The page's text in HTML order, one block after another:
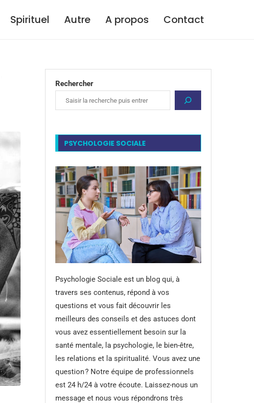
Spirituel Autre A propos Contact
Rechercher
PSYCHOLOGIE SOCIALE
Psychologie Sociale est un blog qui, à
travers ses contenus, répond à vos
questions et vous fait découvrir les
meilleurs des conseils et des astuces dont
vous avez essentiellement besoin sur la
santé mentale, la psychologie, le bien-être,
les relations et la spiritualité. Vous avez une
question ? Notre équipe de professionnels
est 24 h/24 à votre écoute. Laissez-nous un
message et nous vous répondrons très